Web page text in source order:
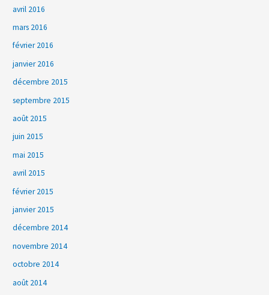
avril 2016
mars 2016
février 2016
janvier 2016
décembre 2015
septembre 2015
août 2015
juin 2015
mai 2015
avril 2015
février 2015
janvier 2015
décembre 2014
novembre 2014
octobre 2014
août 2014